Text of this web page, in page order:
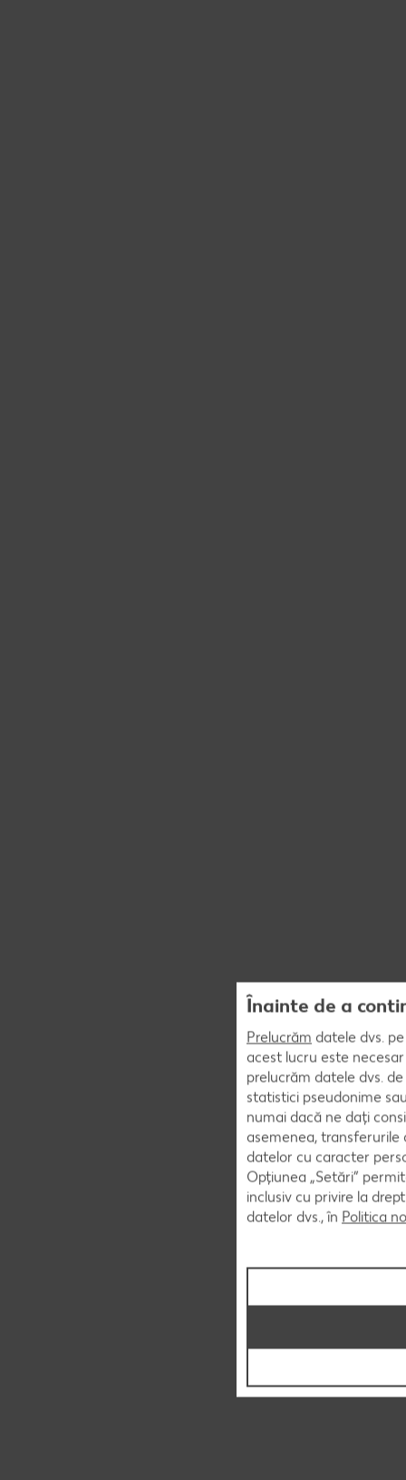
Înainte de a
Prelucrăm datele dvs.
acest lucru este
prelucrăm datele dvs.
statistici pseudonime
numai dacă ne dați
asemenea,
datelor cu caracter
Opțiunea „Setări”
inclusiv cu privire la
datelor dvs., în Politica